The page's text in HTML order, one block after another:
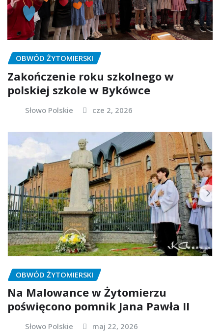
OBWÓD ŻYTOMIERSKI
Zakończenie roku szkolnego w
polskiej szkole w Bykówce
Słowo Polskie cze 2, 2026
OBWÓD ŻYTOMIERSKI
Na Malowance w Żytomierzu
poświęcono pomnik Jana Pawła II
Słowo Polskie maj 22, 2026